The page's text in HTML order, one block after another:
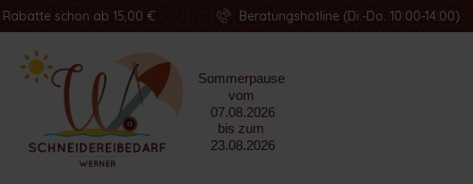
schon ab 15,00 € Beratungshotline (Di.-Do. 10:00-14:00)